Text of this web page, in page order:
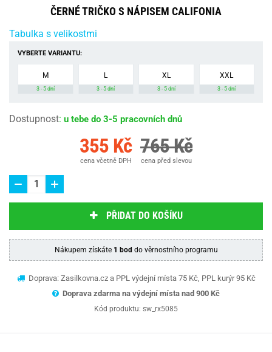
ČERNÉ TRIČKO S NÁPISEM CALIFONIA
Tabulka s velikostmi
VYBERTE VARIANTU:
M
3 - 5 dní
L
3 - 5 dní
XL
3 - 5 dní
XXL
3 - 5 dní
Dostupnost: u tebe do 3-5 pracovních dnů
355 Kč
cena včetně DPH
765 Kč
cena před slevou
PŘIDAT DO KOŠÍKU
Nákupem získáte 1 bod do věrnostního programu
Doprava: Zasilkovna.cz a PPL výdejní místa 75 Kč, PPL kurýr 95 Kč
Doprava zdarma na výdejní místa nad 900 Kč
Kód produktu: sw_rx5085